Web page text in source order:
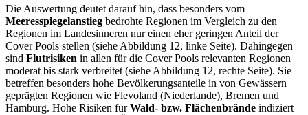
Die Auswertung deutet darauf hin, dass besonders vom
Meeresspiegelanstieg bedrohte Regionen im Vergleich zu den
Regionen im Landesinneren nur einen eher geringen Anteil der
Cover Pools stellen (siehe Abbildung 12, linke Seite). Dahingegen
sind Flutrisiken in allen für die Cover Pools relevanten Regionen
moderat bis stark verbreitet (siehe Abbildung 12, rechte Seite). Sie
betreffen besonders hohe Bevölkerungsanteile in von Gewässern
geprägten Regionen wie Flevoland (Niederlande), Bremen und
Hamburg. Hohe Risiken fürWald- bzw. Flächenbrände indiziert